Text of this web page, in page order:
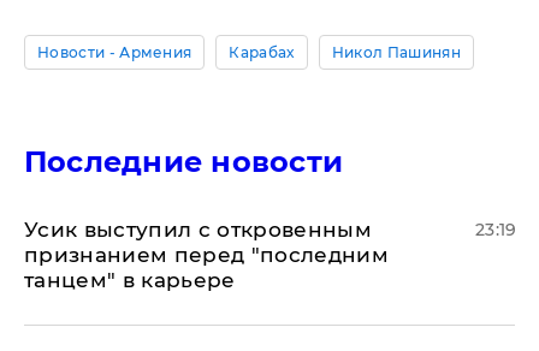
Новости - Армения Карабах Никол Пашинян
Последние новости
Усик выступил с откровенным
признанием перед "последним
танцем" в карьере
23:19